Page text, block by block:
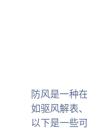
防风是一种
如驱风解表
以下是一些